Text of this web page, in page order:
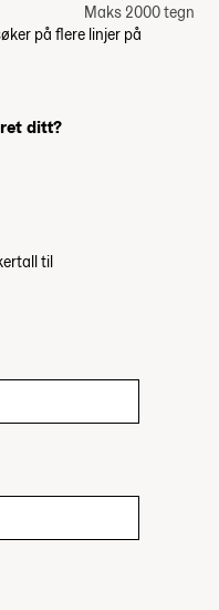
Maks 2000 tegn
på flere linjer på
ditt?
til